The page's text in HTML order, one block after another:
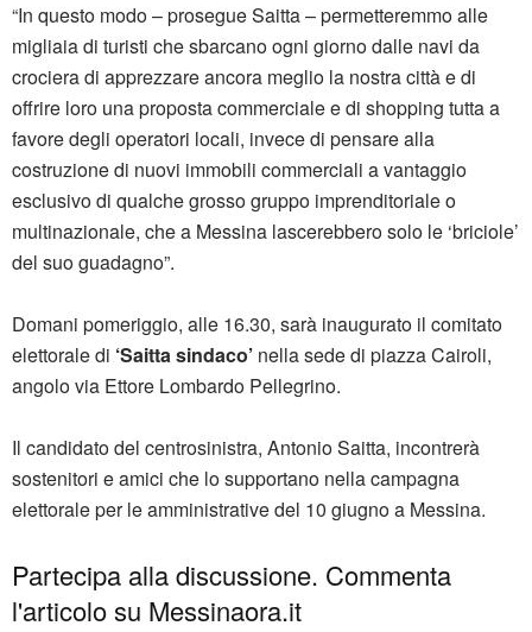
“In questo modo – prosegue Saitta – permetteremmo alle
migliaia di turisti che sbarcano ogni giorno dalle navi da
crociera di apprezzare ancora meglio la nostra città e di
offrire loro una proposta commerciale e di shopping tutta a
favore degli operatori locali, invece di pensare alla
costruzione di nuovi immobili commerciali a vantaggio
esclusivo di qualche grosso gruppo imprenditoriale o
multinazionale, che a Messina lascerebbero solo le ‘briciole’
del suo guadagno”.
Domani pomeriggio, alle 16.30, sarà inaugurato il comitato
elettorale di ‘Saitta sindaco’ nella sede di piazza Cairoli,
angolo via Ettore Lombardo Pellegrino.
Il candidato del centrosinistra, Antonio Saitta, incontrerà
sostenitori e amici che lo supportano nella campagna
elettorale per le amministrative del 10 giugno a Messina.
Partecipa alla discussione. Commenta
l'articolo su Messinaora.it